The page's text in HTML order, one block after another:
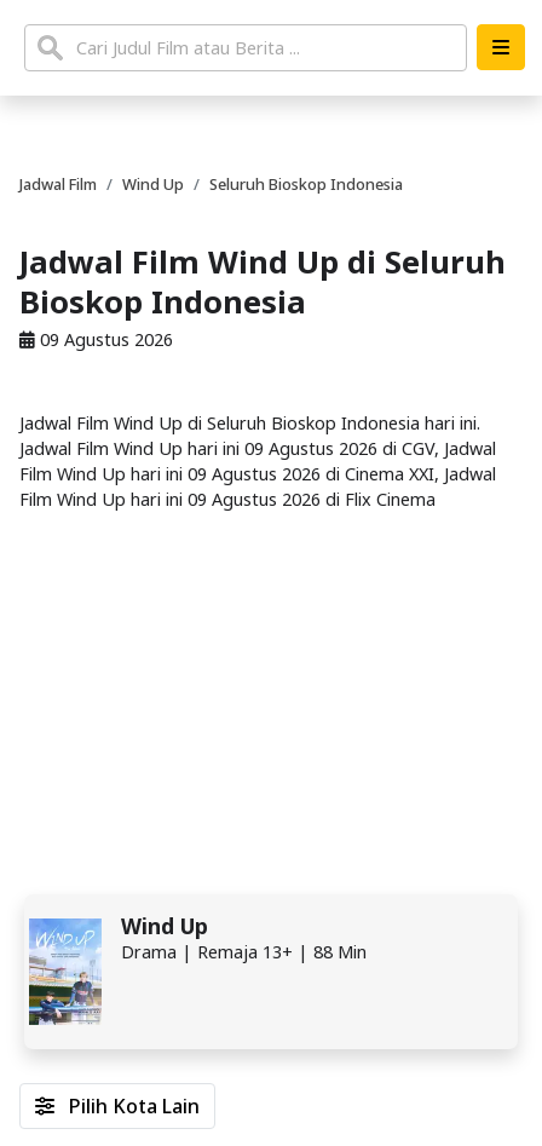
Jadwal Film Wind Up Seluruh Bioskop Indonesia
Jadwal Film Wind Up di Seluruh
Bioskop Indonesia
09 Agustus 2026
Jadwal Film Wind Up di Seluruh Bioskop Indonesia hari ini.
Jadwal Film Wind Up hari ini 09 Agustus 2026 di CGV, Jadwal
Film Wind Up hari ini 09 Agustus 2026 di Cinema XXI, Jadwal
Film Wind Up hari ini 09 Agustus 2026 di Flix Cinema
Wind Up
Drama | Remaja 13+ | 88 Min
Pilih Kota Lain